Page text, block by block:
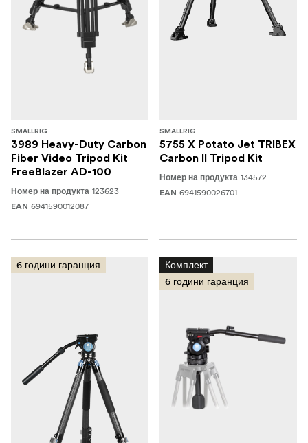
SMALLRIG
3989 Heavy-Duty Carbon
Fiber Video Tripod Kit
FreeBlazer AD-100
Номер на продукта 123623
EAN 6941590012087
SMALLRIG
5755 X Potato Jet TRIBEX
Carbon II Tripod Kit
Номер на продукта 134572
EAN 6941590026701
6 години гаранция
Комплект
6 години гаранция